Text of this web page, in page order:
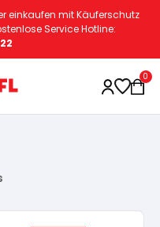
einkaufen mit Käuferschutz
Service Hotline:
0